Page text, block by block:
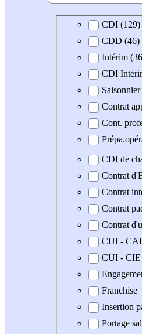
Type de contratCDI (129)
CDD (46)
Intérim
CDI
Saisonnier
Contrat
Cont.
CDI de
Contrat
Contrat
Contrat
Contrat
CUI -
CUI - CIE
Franchise
Insertion
Portage